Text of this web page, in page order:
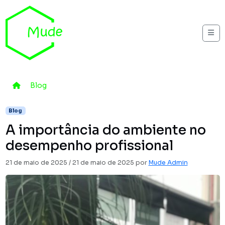
Skip to content
Home
Blog
Blog
A importância do ambiente no
desempenho profissional
21 de maio de 2025 / 21 de maio de 2025 porMude Admin